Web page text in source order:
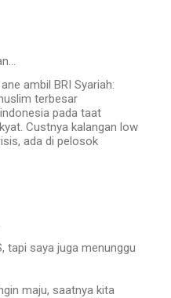
ambil BRI Syariah:
terbesar
pada taat
Custnya kalangan low
ada di pelosok
tapi saya juga menunggu
maju, saatnya kita